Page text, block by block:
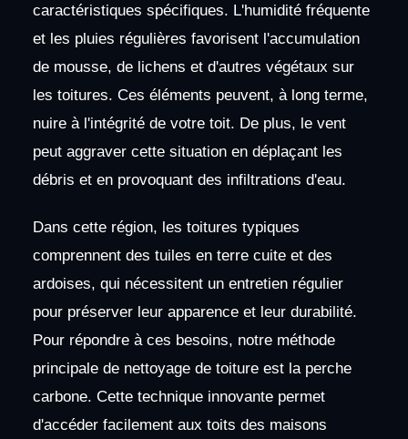
caractéristiques spécifiques. L'humidité fréquente
et les pluies régulières favorisent l'accumulation
de mousse, de lichens et d'autres végétaux sur
les toitures. Ces éléments peuvent, à long terme,
nuire à l'intégrité de votre toit. De plus, le vent
peut aggraver cette situation en déplaçant les
débris et en provoquant des infiltrations d'eau.
Dans cette région, les toitures typiques
comprennent des tuiles en terre cuite et des
ardoises, qui nécessitent un entretien régulier
pour préserver leur apparence et leur durabilité.
Pour répondre à ces besoins, notre méthode
principale de nettoyage de toiture est la perche
carbone. Cette technique innovante permet
d'accéder facilement aux toits des maisons